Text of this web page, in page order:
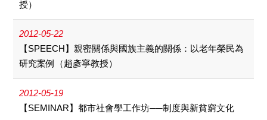
授）
2012-05-22
【SPEECH】親密關係與國族主義的關係：以老年榮民為
研究案例（趙彥寧教授）
2012-05-19
【SEMINAR】都市社會學工作坊──制度與新貧窮文化